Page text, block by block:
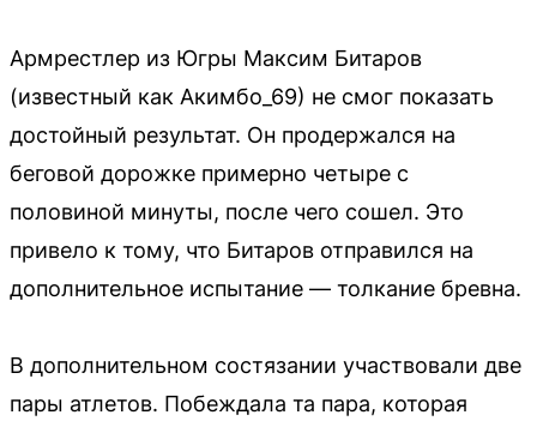
Армрестлер из Югры Максим Битаров
(известный как Акимбо_69) не смог показать
достойный результат. Он продержался на
беговой дорожке примерно четыре с
половиной минуты, после чего сошел. Это
привело к тому, что Битаров отправился на
дополнительное испытание — толкание бревна.
В дополнительном состязании участвовали две
пары атлетов. Побеждала та пара, которая